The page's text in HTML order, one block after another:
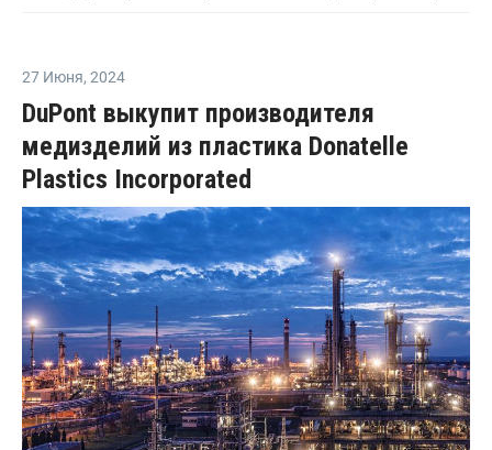
27 Июня, 2024
DuPont выкупит производителя
медизделий из пластика Donatelle
Plastics Incorporated